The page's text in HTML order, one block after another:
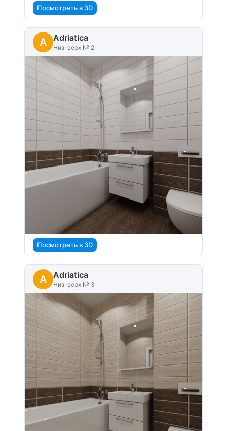
Посмотреть в 3D
A Adriatica
Низ-верх № 2
Посмотреть в 3D
A Adriatica
Низ-верх № 3